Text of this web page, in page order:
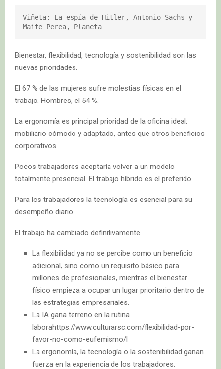
Viñeta: La espía de Hitler, Antonio Sachs y
Maite Perea, Planeta
Bienestar, flexibilidad, tecnología y sostenibilidad son las
nuevas prioridades.
El 67 % de las mujeres sufre molestias físicas en el
trabajo. Hombres, el 54 %.
La ergonomía es principal prioridad de la oficina ideal:
mobiliario cómodo y adaptado, antes que otros beneficios
corporativos.
Pocos trabajadores aceptaría volver a un modelo
totalmente presencial. El trabajo híbrido es el preferido.
Para los trabajadores la tecnología es esencial para su
desempeño diario.
El trabajo ha cambiado definitivamente.
La flexibilidad ya no se percibe como un beneficio
adicional, sino como un requisito básico para
millones de profesionales, mientras el bienestar
físico empieza a ocupar un lugar prioritario dentro de
las estrategias empresariales.
La IA gana terreno en la rutina
laborahttps://www.culturarsc.com/flexibilidad-por-
favor-no-como-eufemismo/l
La ergonomía, la tecnología o la sostenibilidad ganan
fuerza en la experiencia de los trabajadores.